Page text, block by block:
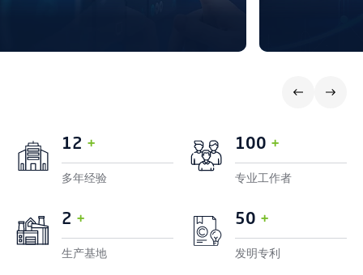
12 +
多年经验
100 +
专业工作者
2 +
生产基地
50 +
发明专利